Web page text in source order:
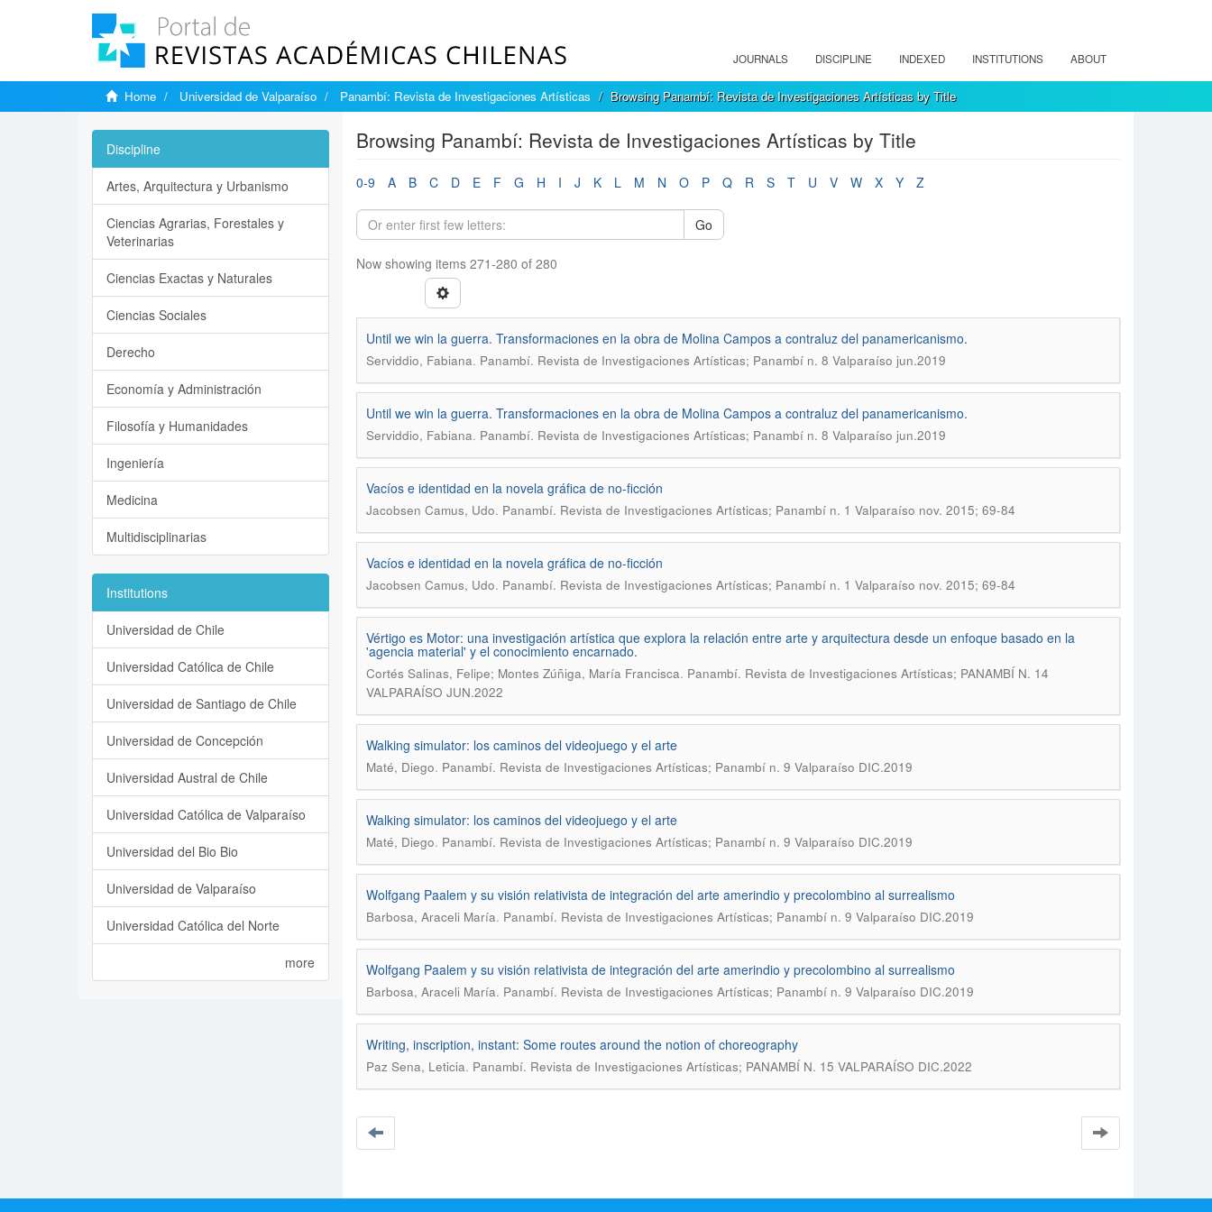
JOURNALS DISCIPLINE INDEXED INSTITUTIONS ABOUT
Home Universidad de Valparaíso Panambí: Revista de Investigaciones Artísticas Browsing Panambí: Revista de Investigaciones Artísticas by Title
Browsing Panambí: Revista de Investigaciones Artísticas by Title
0-9 A B C D E F G H I J K L M N O P Q R S T U V W X Y Z
Go
Now showing items 271-280 of 280
Until we win la guerra. Transformaciones en la obra de Molina Campos a contraluz del panamericanismo.
Serviddio, Fabiana. Panambí. Revista de Investigaciones Artísticas; Panambí n. 8 Valparaíso jun.2019
Until we win la guerra. Transformaciones en la obra de Molina Campos a contraluz del panamericanismo.
Serviddio, Fabiana. Panambí. Revista de Investigaciones Artísticas; Panambí n. 8 Valparaíso jun.2019
Vacíos e identidad en la novela gráfica de no-ficción
Jacobsen Camus, Udo. Panambí. Revista de Investigaciones Artísticas; Panambí n. 1 Valparaíso nov. 2015; 69-84
Vacíos e identidad en la novela gráfica de no-ficción
Jacobsen Camus, Udo. Panambí. Revista de Investigaciones Artísticas; Panambí n. 1 Valparaíso nov. 2015; 69-84
Vértigo es Motor: una investigación artística que explora la relación entre arte y arquitectura desde un enfoque basado en la
'agencia material' y el conocimiento encarnado.
Cortés Salinas, Felipe; Montes Zúñiga, María Francisca. Panambí. Revista de Investigaciones Artísticas; PANAMBÍ N. 14
VALPARAÍSO JUN.2022
Walking simulator: los caminos del videojuego y el arte
Maté, Diego. Panambí. Revista de Investigaciones Artísticas; Panambí n. 9 Valparaíso DIC.2019
Walking simulator: los caminos del videojuego y el arte
Maté, Diego. Panambí. Revista de Investigaciones Artísticas; Panambí n. 9 Valparaíso DIC.2019
Wolfgang Paalem y su visión relativista de integración del arte amerindio y precolombino al surrealismo
Barbosa, Araceli María. Panambí. Revista de Investigaciones Artísticas; Panambí n. 9 Valparaíso DIC.2019
Wolfgang Paalem y su visión relativista de integración del arte amerindio y precolombino al surrealismo
Barbosa, Araceli María. Panambí. Revista de Investigaciones Artísticas; Panambí n. 9 Valparaíso DIC.2019
Writing, inscription, instant: Some routes around the notion of choreography
Paz Sena, Leticia. Panambí. Revista de Investigaciones Artísticas; PANAMBÍ N. 15 VALPARAÍSO DIC.2022
Discipline
Artes, Arquitectura y Urbanismo
Ciencias Agrarias, Forestales y
Veterinarias
Ciencias Exactas y Naturales
Ciencias Sociales
Derecho
Economía y Administración
Filosofía y Humanidades
Ingeniería
Medicina
Multidisciplinarias
Institutions
Universidad de Chile
Universidad Católica de Chile
Universidad de Santiago de Chile
Universidad de Concepción
Universidad Austral de Chile
Universidad Católica de Valparaíso
Universidad del Bio Bio
Universidad de Valparaíso
Universidad Católica del Norte
more